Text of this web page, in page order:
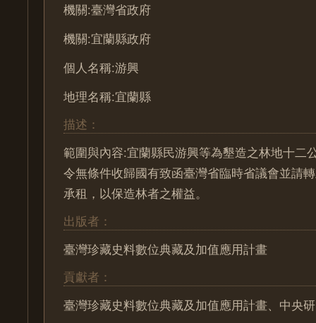
機關:臺灣省政府
機關:宜蘭縣政府
個人名稱:游興
地理名稱:宜蘭縣
描述：
範圍與內容:宜蘭縣民游興等為墾造之林地十二
令無條件收歸國有致函臺灣省臨時省議會並請
承租，以保造林者之權益。
出版者：
臺灣珍藏史料數位典藏及加值應用計畫
貢獻者：
臺灣珍藏史料數位典藏及加值應用計畫、中央